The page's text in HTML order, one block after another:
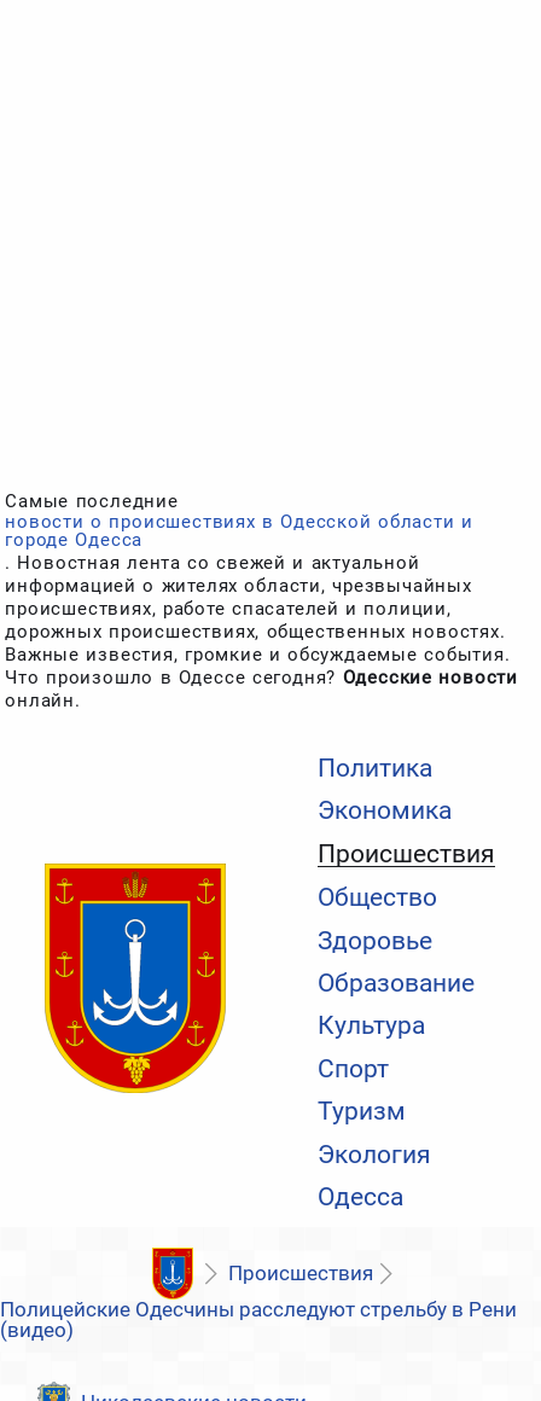
Политика
Экономика
Происшествия
Общество
Здоровье
Образование
Культура
Спорт
Туризм
Экология
Одесса
Cамые последние
новости о происшествиях в Одесской области и
городе Одесса
. Новостная лента со свежей и актуальной
информацией о жителях области, чрезвычайных
происшествиях, работе спасателей и полиции,
дорожных происшествиях, общественных новостях.
Важные известия, громкие и обсуждаемые события.
Что произошло в Одессе сегодня? Одесские новости
онлайн.
Происшествия
Полицейские Одесчины расследуют стрельбу в Рени
(видео)